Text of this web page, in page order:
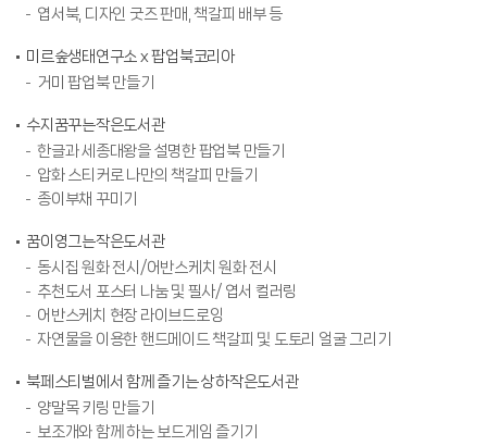
엽서북, 디자인 굿즈 판매, 책갈피 배부 등
미르숲생태연구소 x 팝업북코리아
거미 팝업북 만들기
수지꿈꾸는작은도서관
한글과 세종대왕을 설명한 팝업북 만들기
압화 스티커로 나만의 책갈피 만들기
종이부채 꾸미기
꿈이영그는작은도서관
동시집 원화 전시/어반스케치 원화 전시
추천도서 포스터 나눔 및 필사/ 엽서 컬러링
어반스케치 현장 라이브드로잉
자연물을 이용한 핸드메이드 책갈피 및 도토리 얼굴 그리기
북페스티벌에서 함께 즐기는 상하작은도서관
양말목 키링 만들기
보조개와 함께 하는 보드게임 즐기기